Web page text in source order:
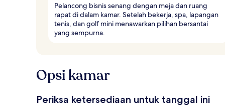
Pelancong bisnis senang dengan meja dan ruang
rapat di dalam kamar. Setelah bekerja, spa, lapangan
tenis, dan golf mini menawarkan pilihan bersantai
yang sempurna.
Opsi kamar
Periksa ketersediaan untuk tanggal ini